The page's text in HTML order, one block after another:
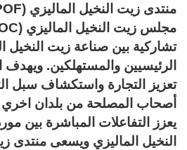
تشاركية بين صناعة زيت النخيل
الرئيسيين والمستهلكين.
تعزيز التجارة واستكشاف سبل
أصحاب المصلحة من بلدان اخري
يعزز التفاعلات المباشرة بين
النخيل الماليزي ويسعى منتدى